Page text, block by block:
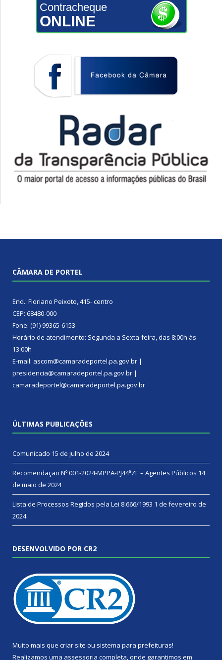
Contracheque
ONLINE
CÂMARA DE PORTEL
End.: Floriano Peixoto, 415- centro
CEP: 68480-000
Fone: (91) 99365-6153
Horário de atendimento: Segunda a Sexta-feira, das 8:00h às
13:00h
E-mail: ascom@camaradeportel.pa.gov.br |
presidencia@camaradeportel.pa.gov.br |
camaradeportel@camaradeportel.pa.gov.br
ÚLTIMAS PUBLICAÇÕES
Comunicado 15 de julho de 2024
Recomendação Nº 001-2024-MPPA-PJ44ªZE – Agentes Públicos 14
de maio de 2024
Lista de Processos Regidos pela Lei 8.666/1993 1 de fevereiro de
2024
DESENVOLVIDO POR CR2
Muito mais que criar site ou sistema para prefeituras!
Realizamos uma assessoria completa, onde garantimos em